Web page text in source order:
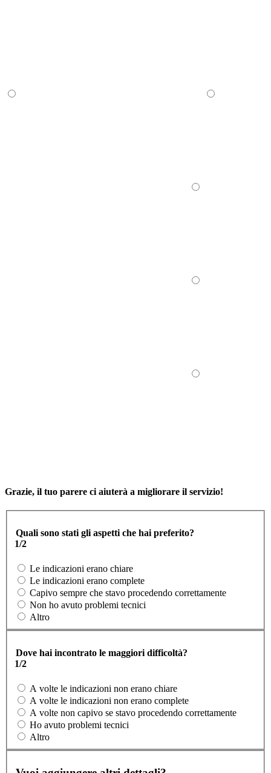
Grazie, il tuo parere ci aiuterà a migliorare il servizio!
Quali sono stati gli aspetti che hai preferito?
1/2
Le indicazioni erano chiare
Le indicazioni erano complete
Capivo sempre che stavo procedendo correttamente
Non ho avuto problemi tecnici
Altro
Dove hai incontrato le maggiori difficoltà?
1/2
A volte le indicazioni non erano chiare
A volte le indicazioni non erano complete
A volte non capivo se stavo procedendo correttamente
Ho avuto problemi tecnici
Altro